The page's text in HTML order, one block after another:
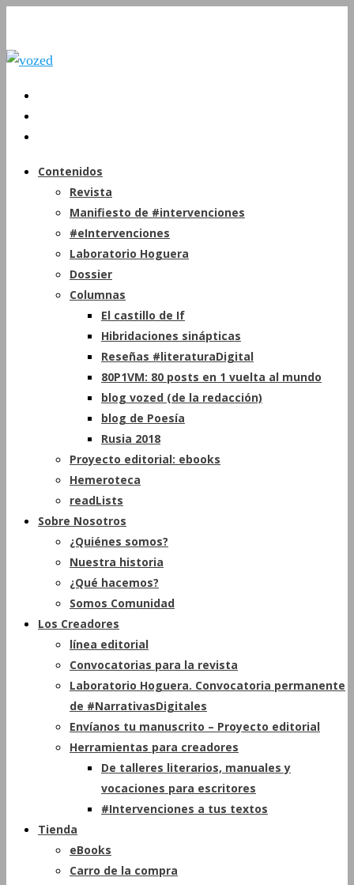
Contenidos
Revista
Manifiesto de #intervenciones
#eIntervenciones
Laboratorio Hoguera
Dossier
Columnas
El castillo de If
Hibridaciones sinápticas
Reseñas #literaturaDigital
80P1VM: 80 posts en 1 vuelta al mundo
blog vozed (de la redacción)
blog de Poesía
Rusia 2018
Proyecto editorial: ebooks
Hemeroteca
readLists
Sobre Nosotros
¿Quiénes somos?
Nuestra historia
¿Qué hacemos?
Somos Comunidad
Los Creadores
línea editorial
Convocatorias para la revista
Laboratorio Hoguera. Convocatoria permanente
de #NarrativasDigitales
Envíanos tu manuscrito – Proyecto editorial
Herramientas para creadores
De talleres literarios, manuales y
vocaciones para escritores
#Intervenciones a tus textos
Tienda
eBooks
Carro de la compra